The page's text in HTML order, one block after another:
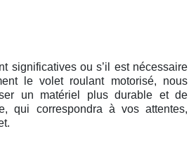
significatives ou s’il est nécessaire
le volet roulant motorisé, nous
un matériel plus durable et de
qui correspondra à vos attentes,